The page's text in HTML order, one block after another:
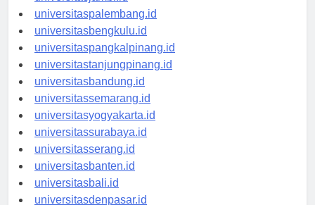
universitasjambi.id
universitaspalembang.id
universitasbengkulu.id
universitaspangkalpinang.id
universitastanjungpinang.id
universitasbandung.id
universitassemarang.id
universitasyogyakarta.id
universitassurabaya.id
universitasserang.id
universitasbanten.id
universitasbali.id